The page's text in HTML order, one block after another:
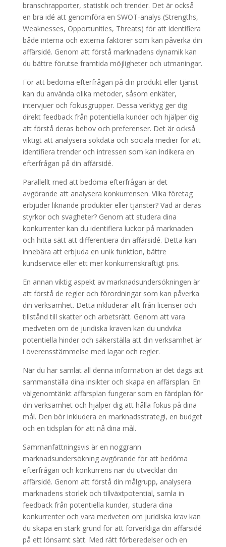
branschrapporter, statistik och trender. Det är också
en bra idé att genomföra en SWOT-analys (Strengths,
Weaknesses, Opportunities, Threats) för att identifiera
både interna och externa faktorer som kan påverka din
affärsidé. Genom att förstå marknadens dynamik kan
du bättre förutse framtida möjligheter och utmaningar.
För att bedöma efterfrågan på din produkt eller tjänst
kan du använda olika metoder, såsom enkäter,
intervjuer och fokusgrupper. Dessa verktyg ger dig
direkt feedback från potentiella kunder och hjälper dig
att förstå deras behov och preferenser. Det är också
viktigt att analysera sökdata och sociala medier för att
identifiera trender och intressen som kan indikera en
efterfrågan på din affärsidé.
Parallellt med att bedöma efterfrågan är det
avgörande att analysera konkurrensen. Vilka företag
erbjuder liknande produkter eller tjänster? Vad är deras
styrkor och svagheter? Genom att studera dina
konkurrenter kan du identifiera luckor på marknaden
och hitta sätt att differentiera din affärsidé. Detta kan
innebära att erbjuda en unik funktion, bättre
kundservice eller ett mer konkurrenskraftigt pris.
En annan viktig aspekt av marknadsundersökningen är
att förstå de regler och förordningar som kan påverka
din verksamhet. Detta inkluderar allt från licenser och
tillstånd till skatter och arbetsrätt. Genom att vara
medveten om de juridiska kraven kan du undvika
potentiella hinder och säkerställa att din verksamhet är
i överensstämmelse med lagar och regler.
När du har samlat all denna information är det dags att
sammanställa dina insikter och skapa en affärsplan. En
välgenomtänkt affärsplan fungerar som en färdplan för
din verksamhet och hjälper dig att hålla fokus på dina
mål. Den bör inkludera en marknadsstrategi, en budget
och en tidsplan för att nå dina mål.
Sammanfattningsvis är en noggrann
marknadsundersökning avgörande för att bedöma
efterfrågan och konkurrens när du utvecklar din
affärsidé. Genom att förstå din målgrupp, analysera
marknadens storlek och tillväxtpotential, samla in
feedback från potentiella kunder, studera dina
konkurrenter och vara medveten om juridiska krav kan
du skapa en stark grund för att förverkliga din affärsidé
på ett lönsamt sätt. Med rätt förberedelser och en